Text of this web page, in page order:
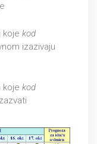
koje kod
izazivaju
koje kod